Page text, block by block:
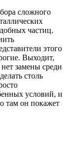
сложного
частиц.
этого
Выходит,
замены среди
столь
условий, и
там он покажет